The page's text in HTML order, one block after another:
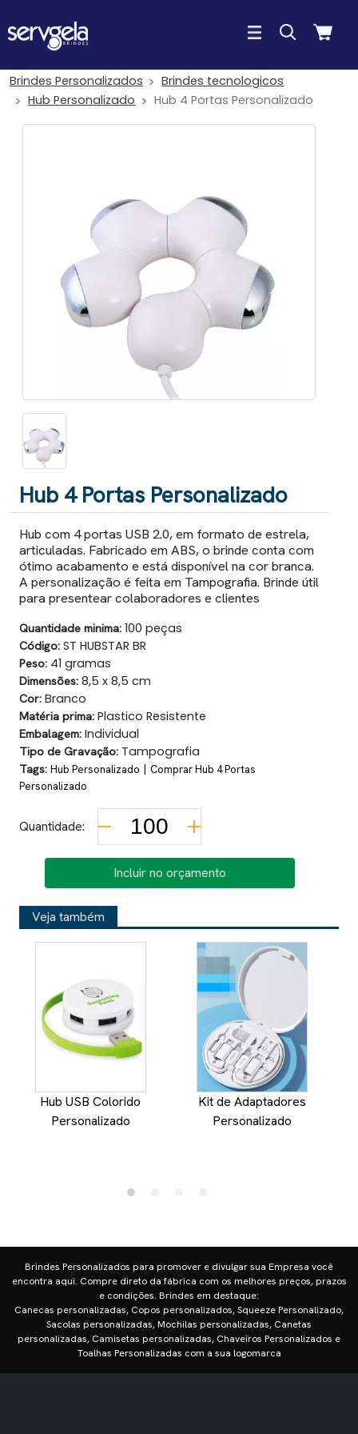
Brindes Personalizados
Brindes tecnologicos
Hub Personalizado
Hub 4 Portas Personalizado
Hub 4 Portas Personalizado
Hub com 4 portas USB 2.0, em formato de estrela,
articuladas. Fabricado em ABS, o brinde conta com
ótimo acabamento e está disponível na cor branca.
A personalização é feita em Tampografia. Brinde útil
para presentear colaboradores e clientes
Quantidade minima: 100 peças
Código: ST HUBSTAR BR
Peso: 41 gramas
Dimensões: 8,5 x 8,5 cm
Cor: Branco
Matéria prima: Plastico Resistente
Embalagem: Individual
Tipo de Gravação: Tampografia
Tags: Hub Personalizado | Comprar Hub 4 Portas
Personalizado
Quantidade:
Incluir no orçamento
Veja também
Hub USB Colorido
Personalizado
Kit de Adaptadores
Personalizado
Brindes Personalizados para promover e divulgar sua Empresa você
encontra aqui. Compre direto da fábrica com os melhores preços, prazos
e condições. Brindes em destaque:
Canecas personalizadas, Copos personalizados, Squeeze Personalizado,
Sacolas personalizadas, Mochilas personalizadas, Canetas
personalizadas, Camisetas personalizadas, Chaveiros Personalizados e
Toalhas Personalizadas com a sua logomarca